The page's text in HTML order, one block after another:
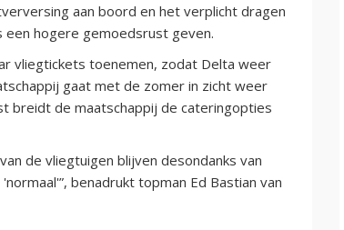
aan boord en het verplicht dragen
hogere gemoedsrust geven.
vliegtickets toenemen, zodat Delta weer
gaat met de zomer in zicht weer
breidt de maatschappij de cateringopties
de vliegtuigen blijven desondanks van
benadrukt topman Ed Bastian van